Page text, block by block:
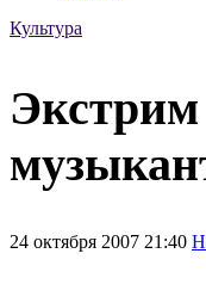
Культура
24 октября 2007 21:40